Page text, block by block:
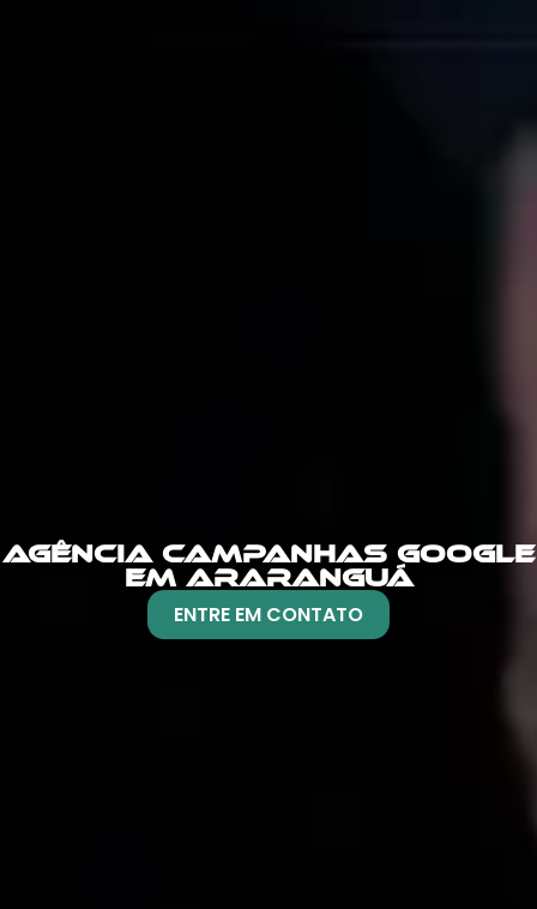
AGÊNCIA CAMPANHAS GOOGLE
EM ARARANGUÁ
ENTRE EM CONTATO